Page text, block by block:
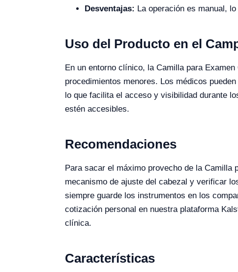
Desventajas: La operación es manual,
Uso del Producto en el
En un entorno clínico, la Camilla para
procedimientos menores. Los médicos
lo que facilita el acceso y visibilidad durante
estén accesibles.
Recomendaciones
Para sacar el máximo provecho de la Camilla
mecanismo de ajuste del cabezal y verificar
siempre guarde los instrumentos en los
cotización personal en nuestra plataforma
clínica.
Características